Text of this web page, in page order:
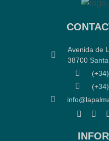
Avenida de
38700